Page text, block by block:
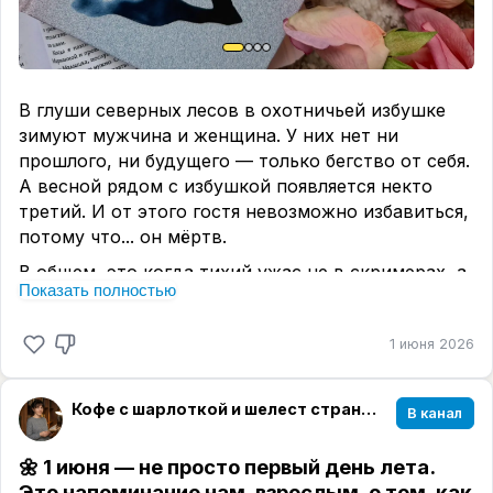
В общем, если вам хочется прочитать про жуть,
которая не имеет никакого смысла, но написана
заглядывайте в эту зимовку. А если хотите
логики под обложкой, то она там точно не живёт.
В глуши северных лесов в охотничьей избушке
зимуют мужчина и женщина. У них нет ни
прошлого, ни будущего — только бегство от себя.
А весной рядом с избушкой появляется некто
третий. И от этого гостя невозможно избавиться,
потому что... он мёртв.
В общем, это когда тихий ужас не в скримерах, а
в том, что ты вдруг ловишь себя на мысли: "А я
такое начиталась" 😈
Автор мастерски выстраивает сюжет, где
каждый шаг отзывается эхом нарастающего
ужаса. Это история не про злодея снаружи, а про
демонов внутри. Герои не разговаривают друг с
другом, хотя им жизненно необходимо. Вместо
Показать полностью
1 июня 2026
Кофе с шарлоткой и шелест страниц☕️📖 В канал
🌼 1 июня — не просто первый день лета.